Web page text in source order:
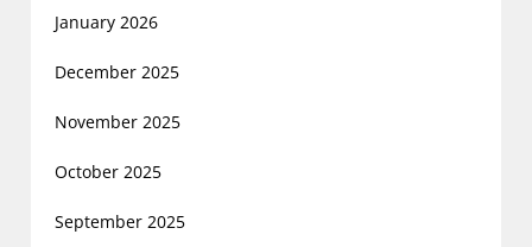
January 2026
December 2025
November 2025
October 2025
September 2025